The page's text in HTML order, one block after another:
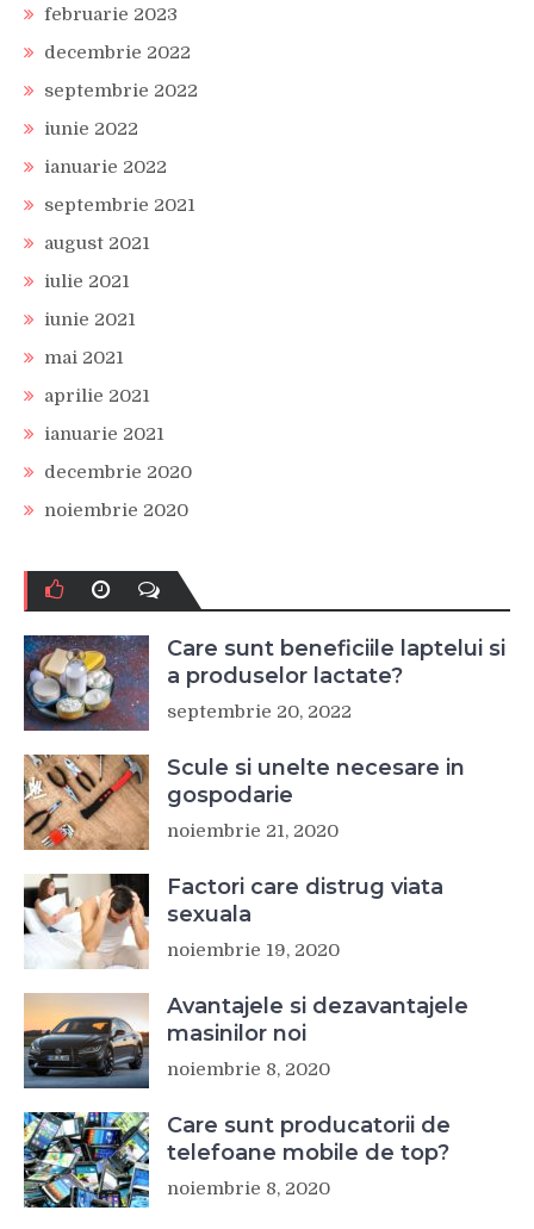
februarie 2023
decembrie 2022
septembrie 2022
iunie 2022
ianuarie 2022
septembrie 2021
august 2021
iulie 2021
iunie 2021
mai 2021
aprilie 2021
ianuarie 2021
decembrie 2020
noiembrie 2020
Care sunt beneficiile laptelui si
a produselor lactate?
septembrie 20, 2022
Scule si unelte necesare in
gospodarie
noiembrie 21, 2020
Factori care distrug viata
sexuala
noiembrie 19, 2020
Avantajele si dezavantajele
masinilor noi
noiembrie 8, 2020
Care sunt producatorii de
telefoane mobile de top?
noiembrie 8, 2020